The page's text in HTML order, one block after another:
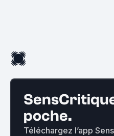
poche.
Téléchargez l’app